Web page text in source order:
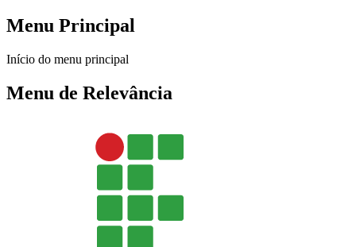
Menu Principal
Início do menu principal
Menu de Relevância